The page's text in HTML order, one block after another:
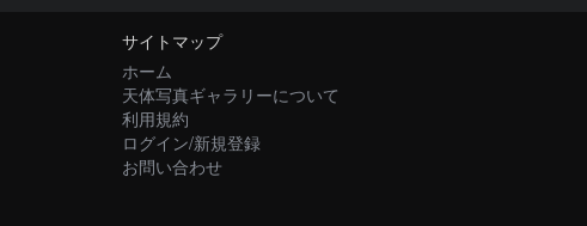
サイトマップ
ホーム
天体写真ギャラリーについて
利用規約
ログイン/新規登録
お問い合わせ